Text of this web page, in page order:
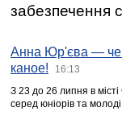
забезпечення
Анна Юр'єва —
каное!
16:13
З 23 до 26 липня в
серед юніорів та